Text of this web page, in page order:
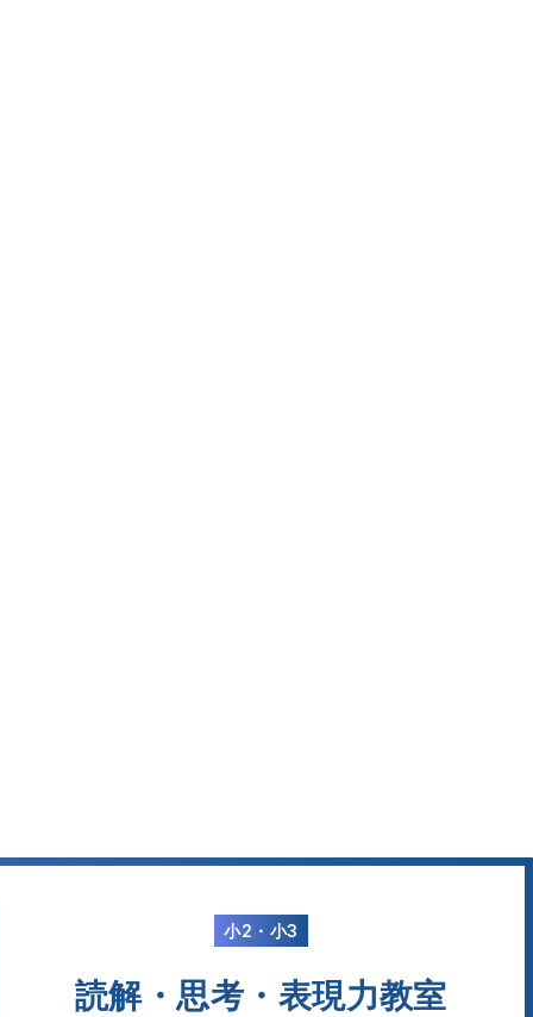
小2・小3
読解・思考・表現力教室